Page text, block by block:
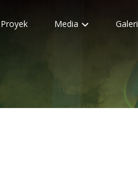
Proyek Media Galeri